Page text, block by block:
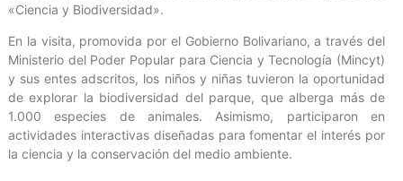
«Ciencia y Biodiversidad».
En la visita, promovida por el Gobierno Bolivariano, a través del
Ministerio del Poder Popular para Ciencia y Tecnología (Mincyt)
y sus entes adscritos, los niños y niñas tuvieron la oportunidad
de explorar la biodiversidad del parque, que alberga más de
1.000 especies de animales. Asimismo, participaron en
actividades interactivas diseñadas para fomentar el interés por
la ciencia y la conservación del medio ambiente.